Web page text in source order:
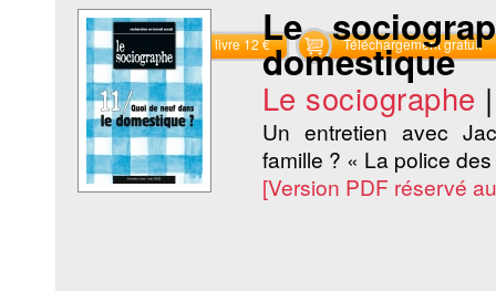
Commander le livre 12 € Téléchargement gratuit
Le
domestique
Le sociographe
Un entretien avec
famille ? « La police
[Version PDF réservé